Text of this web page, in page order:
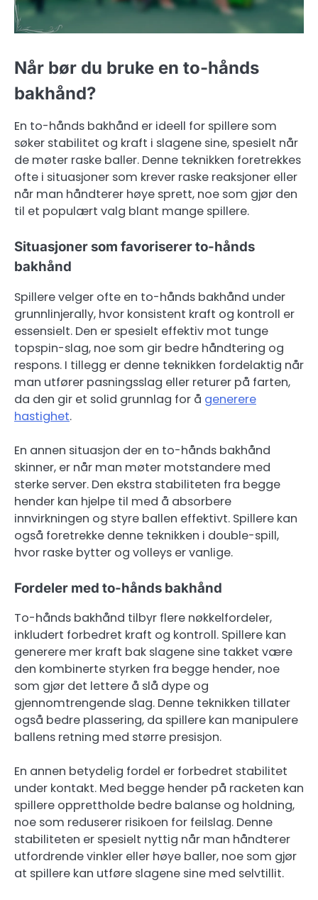
Når bør du bruke en to-hånds
bakhånd?
En to-hånds bakhånd er ideell for spillere som
søker stabilitet og kraft i slagene sine, spesielt når
de møter raske baller. Denne teknikken foretrekkes
ofte i situasjoner som krever raske reaksjoner eller
når man håndterer høye sprett, noe som gjør den
til et populært valg blant mange spillere.
Situasjoner som favoriserer to-hånds
bakhånd
Spillere velger ofte en to-hånds bakhånd under
grunnlinjerally, hvor konsistent kraft og kontroll er
essensielt. Den er spesielt effektiv mot tunge
topspin-slag, noe som gir bedre håndtering og
respons. I tillegg er denne teknikken fordelaktig når
man utfører pasningsslag eller returer på farten,
da den gir et solid grunnlag for å generere
hastighet.
En annen situasjon der en to-hånds bakhånd
skinner, er når man møter motstandere med
sterke server. Den ekstra stabiliteten fra begge
hender kan hjelpe til med å absorbere
innvirkningen og styre ballen effektivt. Spillere kan
også foretrekke denne teknikken i double-spill,
hvor raske bytter og volleys er vanlige.
Fordeler med to-hånds bakhånd
To-hånds bakhånd tilbyr flere nøkkelfordeler,
inkludert forbedret kraft og kontroll. Spillere kan
generere mer kraft bak slagene sine takket være
den kombinerte styrken fra begge hender, noe
som gjør det lettere å slå dype og
gjennomtrengende slag. Denne teknikken tillater
også bedre plassering, da spillere kan manipulere
ballens retning med større presisjon.
En annen betydelig fordel er forbedret stabilitet
under kontakt. Med begge hender på racketen kan
spillere opprettholde bedre balanse og holdning,
noe som reduserer risikoen for feilslag. Denne
stabiliteten er spesielt nyttig når man håndterer
utfordrende vinkler eller høye baller, noe som gjør
at spillere kan utføre slagene sine med selvtillit.